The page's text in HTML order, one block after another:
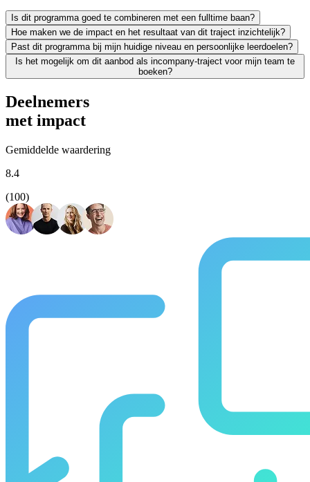
Is dit programma goed te combineren met een fulltime baan?
Zeker. We leiden uitsluitend werkende professionals op en weten
Hoe maken we de impact en het resultaat van dit traject inzichtelijk?
Leren moet leiden tot merkbaar resultaat; voor jezelf én voor je
Past dit programma bij mijn huidige niveau en persoonlijke leerdoelen?
We vinden het essentieel dat je een traject kiest dat écht bij je past
Is het mogelijk om dit aanbod als incompany-traject voor mijn team te
boeken?
Absoluut. Vrijwel al onze trainingen en opleidingen kunnen we
Deelnemers
met impact
Gemiddelde waardering
8.4
(100)